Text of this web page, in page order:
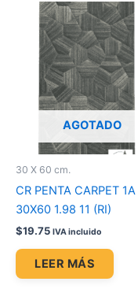
AGOTADO
30 X 60 cm.
CR PENTA CARPET 1A
30X60 1.98 11 (RI)
$19.75 IVA incluido
LEER MÁS